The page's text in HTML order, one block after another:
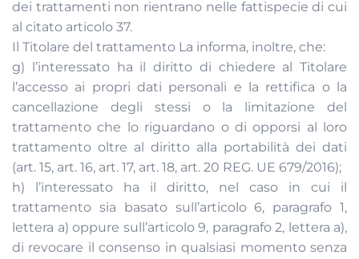
dei trattamenti non rientrano nelle fattispecie di cui
al citato articolo 37.
Il Titolare del trattamento La informa, inoltre, che:
g) l’interessato ha il diritto di chiedere al Titolare
l’accesso ai propri dati personali e la rettifica o la
cancellazione degli stessi o la limitazione del
trattamento che lo riguardano o di opporsi al loro
trattamento oltre al diritto alla portabilità dei dati
(art. 15, art. 16, art. 17, art. 18, art. 20 REG. UE 679/2016);
h) l’interessato ha il diritto, nel caso in cui il
trattamento sia basato sull’articolo 6, paragrafo 1,
lettera a) oppure sull’articolo 9, paragrafo 2, lettera a),
di revocare il consenso in qualsiasi momento senza